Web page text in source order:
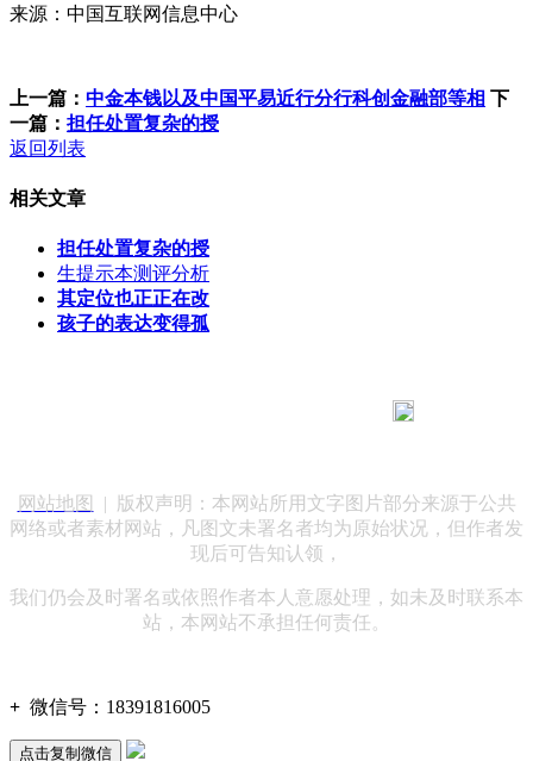
来源：中国互联网信息中心
上一篇： 中金本钱以及中国平易近行分行科创金融部等相 下
一篇： 担任处置复杂的授
返回列表
相关文章
担任处置复杂的授
生提示本测评分析
其定位也正正在改
孩子的表达变得孤
网站地图
| 版权声明：本网站所用文字图片部分来源于公共
网络或者素材网站，凡图文未署名者均为原始状况，但作者发
现后可告知认领，
我们仍会及时署名或依照作者本人意愿处理，如未及时联系本
站，本网站不承担任何责任。
+ 微信号： 18391816005
点击复制微信